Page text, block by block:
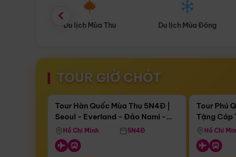
Du lịch Mùa Đông Combo Du lịch
TOUR GIỜ CHÓT
Còn16 ngày 16:35:35
Bay Sun Phuquoc Airways
Điểm nổi bật
Tour Hàn Quốc Mùa Thu 5N4Đ |
Seoul - Everland - Đảo Nami -
Tháp Namsan (Bay Sun Phuquoc
Airways)
Hồ Chí Minh 5N4Đ
Còn04 ngày
Tặng Cáp
Tour Phú
Tặng Cáp
Hôn -
Hồ Chí